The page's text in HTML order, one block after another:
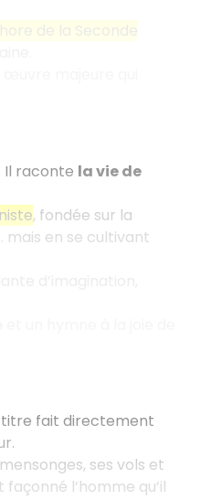
Il raconte la vie de
, fondée sur la
mais en se cultivant
titre fait directement
ses vols et
l’homme qu’il